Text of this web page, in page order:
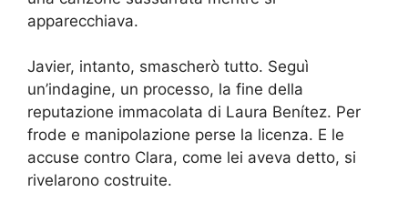
apparecchiava.
Javier, intanto, smascherò tutto. Seguì
un’indagine, un processo, la fine della
reputazione immacolata di Laura Benítez. Per
frode e manipolazione perse la licenza. E le
accuse contro Clara, come lei aveva detto, si
rivelarono costruite.